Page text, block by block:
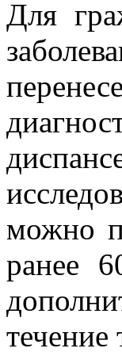
Для
можно
ранее
течение